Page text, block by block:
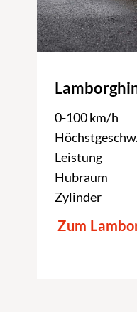
0-100 km/h
Höchstgeschw.
Leistung
Hubraum
Zylinder
Zum